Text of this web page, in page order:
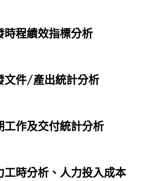
時程績效指標分析
文件/產出統計分析
工作及交付統計分析
工時分析、人力投入成本